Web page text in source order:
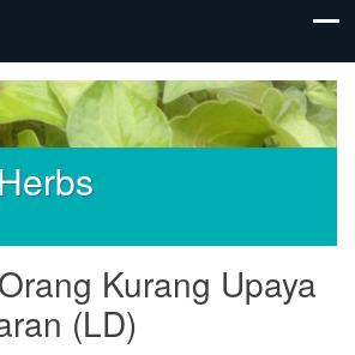
Kurang Upaya
(LD)